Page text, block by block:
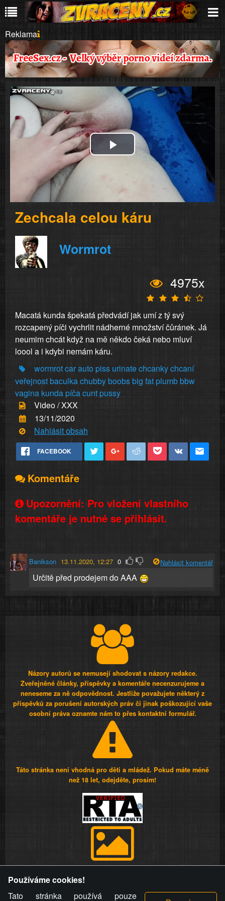
Reklama
Play
Video
Zechcala celou káru
Wormrot
4975x
Macatá kunda špekatá předvádí jak umí z tý svý
rozcapený píči vychrlit nádherné množství čůránek. Já
neumim chcát když na mě někdo čeká nebo mluví
loool a i kdybi nemám káru.
wormrotcarautopiss urinatechcankychcaní
veřejnostbaculkachubbyboobsbig fatplumbbbw
vagina kundapíčacuntpussy
Video / XXX
13/11/2020
Nahlásit obsah
FACEBOOK
Komentáře
Upozornění: Pro vložení vlastního
komentáře je nutné se přihlásit.
Banikson 13.11.2020, 12:27 0 Nahlásit komentář
Určitě před prodejem do AAA
Názory autorů se nemusejí shodovat s názory redakce.
Zveřejněné články, příspěvky a komentáře necenzurujeme a
neneseme za ně odpovědnost. Jestliže považujete některý z
příspěvků za porušení autorských práv či jinak poškozující vaše
osobní práva oznamte nám to přes kontaktní formulář.
Táto stránka není vhodná pro děti a mládež. Pokud máte méně
než 18 let, odejděte, prosím!
videa a komentáře. Osoba, které se toto opatření provozovatele
stránky týče, ani osoba, která umístila fotografii nebo video na
Používáme cookies!
Tato stránka používá pouze